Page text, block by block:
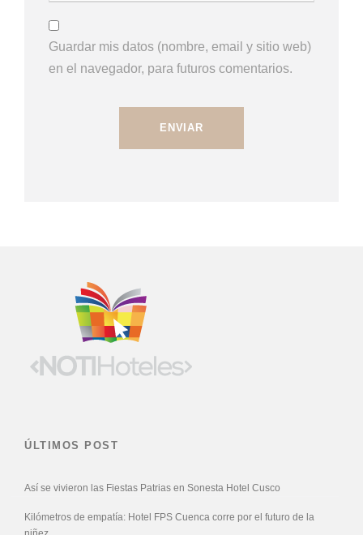
Guardar mis datos (nombre, email y sitio web)
en el navegador, para futuros comentarios.
ÚLTIMOS POST
Así se vivieron las Fiestas Patrias en Sonesta Hotel Cusco
Kilómetros de empatía: Hotel FPS Cuenca corre por el futuro de la